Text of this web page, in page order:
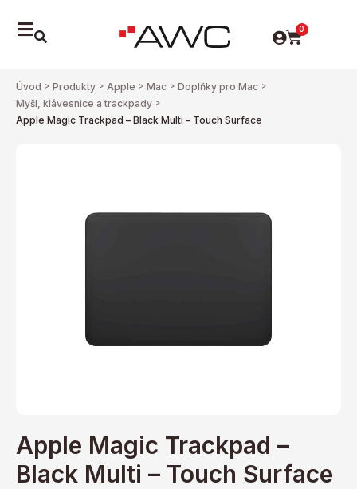
0
Úvod > Produkty > Apple > Mac > Doplňky pro Mac >
Myši, klávesnice a trackpady >
Apple Magic Trackpad – Black Multi – Touch Surface
Apple Magic Trackpad –
Black Multi – Touch Surface